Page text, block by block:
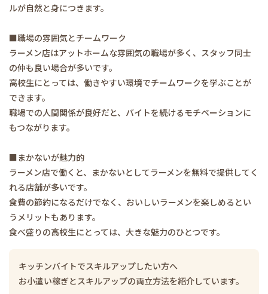
ルが自然と身につきます。
■職場の雰囲気とチームワーク
ラーメン店はアットホームな雰囲気の職場が多く、スタッフ同士
の仲も良い場合が多いです。
高校生にとっては、働きやすい環境でチームワークを学ぶことが
できます。
職場での人間関係が良好だと、バイトを続けるモチベーションに
もつながります。
■まかないが魅力的
ラーメン店で働くと、まかないとしてラーメンを無料で提供してく
れる店舗が多いです。
食費の節約になるだけでなく、おいしいラーメンを楽しめるとい
うメリットもあります。
食べ盛りの高校生にとっては、大きな魅力のひとつです。
キッチンバイトでスキルアップしたい方へ
お小遣い稼ぎとスキルアップの両立方法を紹介しています。